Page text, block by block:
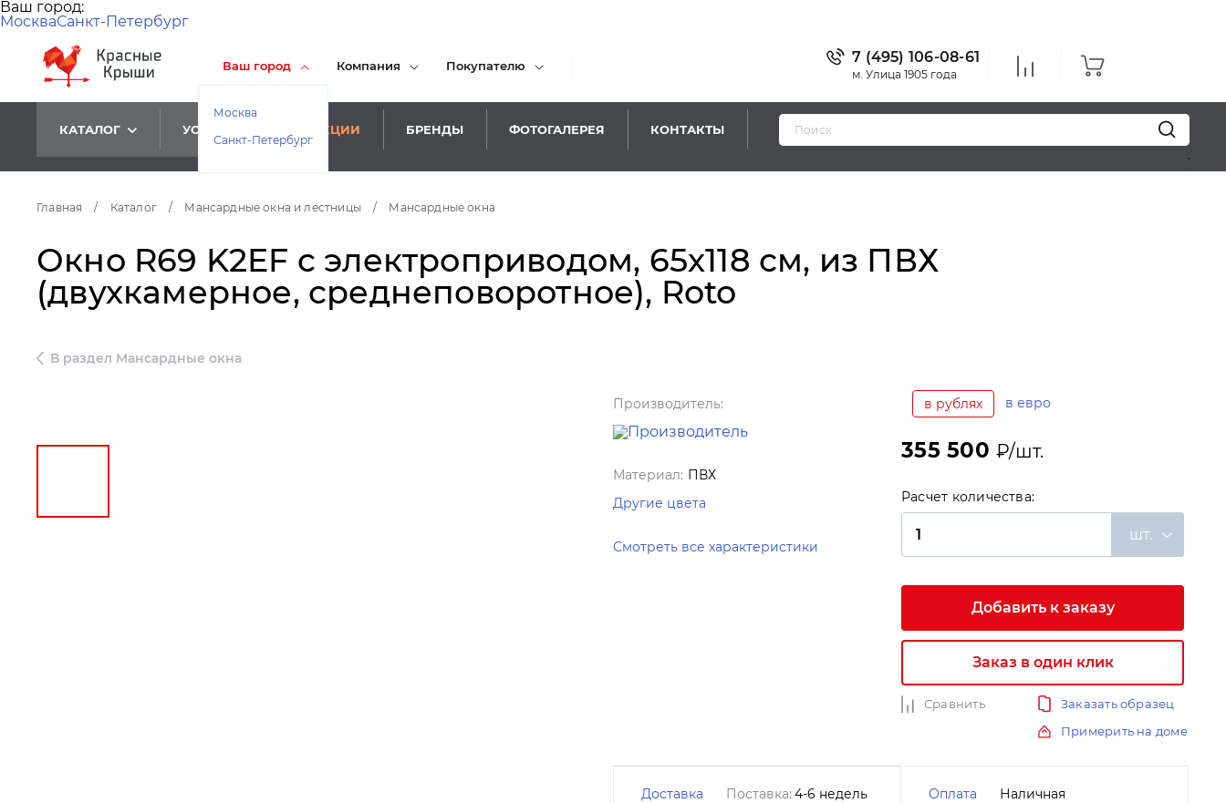
Ваш город:
МоскваСанкт-Петербург
Ваш город
Москва
Санкт-Петербург
Компания Покупателю
7 (495) 106-08-61
м. Улица 1905 года
КАТАЛОГ УСЛУГИ АКЦИИ БРЕНДЫ ФОТОГАЛЕРЕЯ КОНТАКТЫ
Уважаемые
Главная / Каталог / Мансардные окна и лестницы / Мансардные окна
Окно R69 K2EF c электроприводом, 65х118 см, из ПВХ
(двухкамерное, среднеповоротное), Roto
В раздел Мансардные окна
Производитель:
Материал: ПВХ
Другие цвета
Смотреть все характеристики
в рублях в евро
355 500₽/шт.
Расчет количества:
шт.
Добавить к заказу
Заказ в один клик
Сравнить
Заказать образец
Примерить на доме
Доставка Поставка: 4-6 недель
Оплата
Наличная